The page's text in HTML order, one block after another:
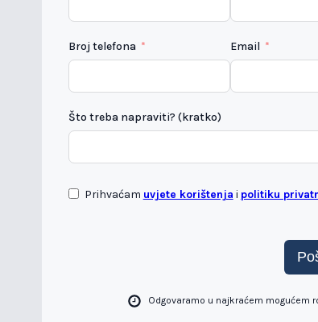
Broj telefona Email
Što treba napraviti? (kratko)
Prihvaćam uvjete korištenja i politiku
Odgovaramo u najkraćem mogućem